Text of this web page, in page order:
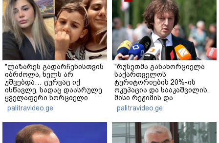
"ლაზარეს გადარჩენისთვის
იბრძოლა, ხელს არ
უშვებდა… ცურვაც იქ
ისწავლე, სადაც დაასრულე
ყველაფერი ხორციელი
ცხოვრებიდან" – რას წერს
ხობში დაღუპული დედა-
შვილის ახლობელი?
palitravideo.ge
"რუსეთმა განახორციელა
საქართველოს
ტერიტორიების 20%-ის
ოკუპაცია და სააკაშვილის,
მისი რეჟიმის და
"ნაცმოძრაობის" ღალატი
ვერანაირად ვერ
გადაფარავს ამ
დანაშაულს" - ირაკლი
კობახიძე
palitravideo.ge